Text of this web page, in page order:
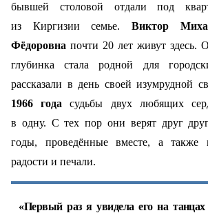
бывшей столовой отдали под
из Киргизии семье. Виктор
Фёдоровна почти 20 лет живут здесь.
глубинка стала родной для
рассказали в день своей изумрудной
1966 года судьбы двух любящих
в одну. С тех пор они верят друг
годы, проведённые вместе, а также
радости и печали.
«Первый раз я увидела его на